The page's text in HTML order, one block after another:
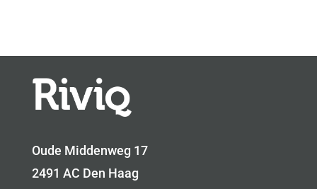
Oude Middenweg 17
2491 AC Den Haag